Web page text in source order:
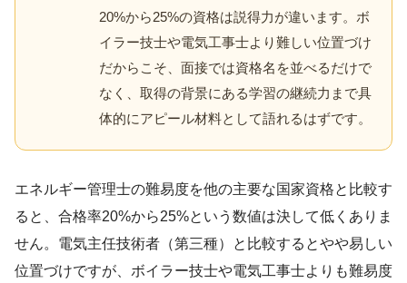
20%から25%の資格は説得力が違います。ボ
イラー技士や電気工事士より難しい位置づけ
だからこそ、面接では資格名を並べるだけで
なく、取得の背景にある学習の継続力まで具
体的にアピール材料として語れるはずです。
エネルギー管理士の難易度を他の主要な国家資格と比較す
ると、合格率20%から25%という数値は決して低くありま
せん。電気主任技術者（第三種）と比較するとやや易しい
位置づけですが、ボイラー技士や電気工事士よりも難易度